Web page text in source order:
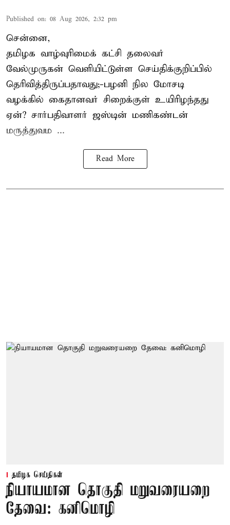
Published on: 08 Aug 2026, 2:32 pm
சென்னை,
தமிழக வாழ்வுரிமைக் கட்சி தலைவர்
வேல்முருகன் வெளியிட்டுள்ள செய்திக்குறிப்பில்
தெரிவித்திருப்பதாவது;-பழனி நில மோசடி
வழக்கில் கைதானவர் சிறைக்குள் உயிரிழந்தது
ஏன்? சார்பதிவாளர் ஜஸ்டின் மணிகண்டன்
மருத்துவம ...
Read More
தமிழக செய்திகள்
நியாயமான தொகுதி மறுவரையறை
தேவை: கனிமொழி